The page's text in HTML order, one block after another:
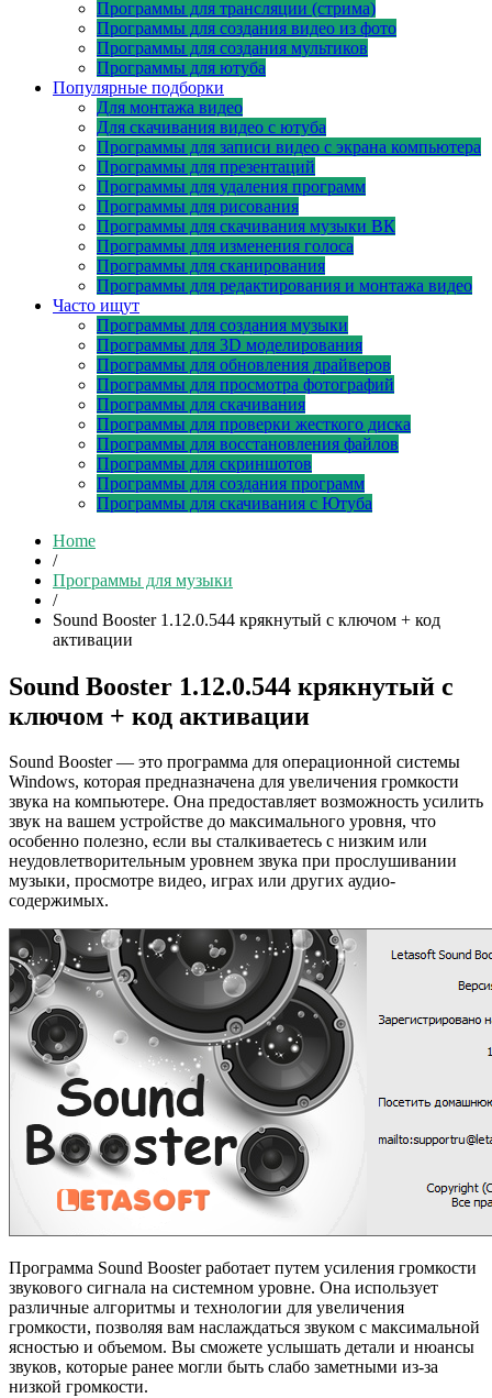
Программы для трансляции (стрима)
Программы для создания видео из фото
Программы для создания мультиков
Программы для ютуба
Популярные подборки
Для монтажа видео
Для скачивания видео с ютуба
Программы для записи видео с экрана компьютера
Программы для презентаций
Программы для удаления программ
Программы для рисования
Программы для скачивания музыки ВК
Программы для изменения голоса
Программы для сканирования
Программы для редактирования и монтажа видео
Часто ищут
Программы для создания музыки
Программы для 3D моделирования
Программы для обновления драйверов
Программы для просмотра фотографий
Программы для скачивания
Программы для проверки жесткого диска
Программы для восстановления файлов
Программы для скриншотов
Программы для создания программ
Программы для скачивания с Ютуба
Home
/
Программы для музыки
/
Sound Booster 1.12.0.544 крякнутый с ключом + код
активации
Sound Booster 1.12.0.544 крякнутый с
ключом + код активации
Sound Booster — это программа для операционной системы
Windows, которая предназначена для увеличения громкости
звука на компьютере. Она предоставляет возможность усилить
звук на вашем устройстве до максимального уровня, что
особенно полезно, если вы сталкиваетесь с низким или
неудовлетворительным уровнем звука при прослушивании
музыки, просмотре видео, играх или других аудио-
содержимых.
Программа Sound Booster работает путем усиления громкости
звукового сигнала на системном уровне. Она использует
различные алгоритмы и технологии для увеличения
громкости, позволяя вам наслаждаться звуком с максимальной
ясностью и объемом. Вы сможете услышать детали и нюансы
звуков, которые ранее могли быть слабо заметными из-за
низкой громкости.